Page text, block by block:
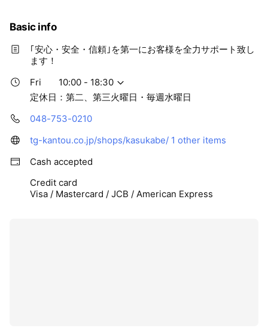
Basic info
｢安心・安全・信頼｣を第一にお客様を全力サポート致し
ます！
Fri
10:00 - 18:30
定休日：第二、第三火曜日・毎週水曜日
048-753-0210
tg-kantou.co.jp/shops/kasukabe/ 1 other items
Cash accepted
Credit card
Visa / Mastercard / JCB / American Express